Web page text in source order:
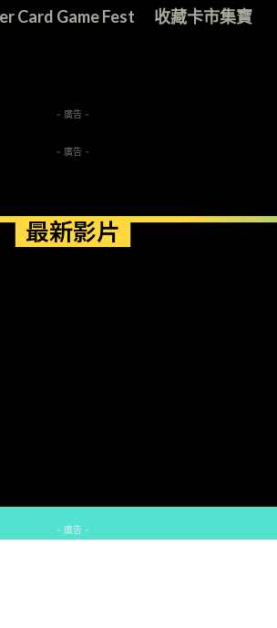
Card Game Fest 收藏卡市集寶
- 廣告 -
- 廣告 -
最新影片
- 廣告 -